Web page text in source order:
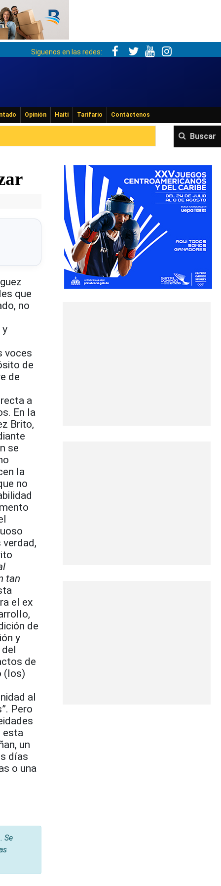
Siguenos en las redes:
Opinión Haití Tarifario Contáctenos
Buscar
que
no
y
voces
de
de
a
En la
Brito,
se
la
no
tan
el ex
de
y
de
(los)
al
Pero
esta
un
días
o una
Se